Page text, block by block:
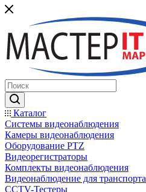
Каталог
Системы видеонаблюдения
Камеры видеонаблюдения
Оборудование PTZ
Видеорегистраторы
Комплекты видеонаблюдения
Видеонаблюдение для транспорта
CCTV-Тестеры